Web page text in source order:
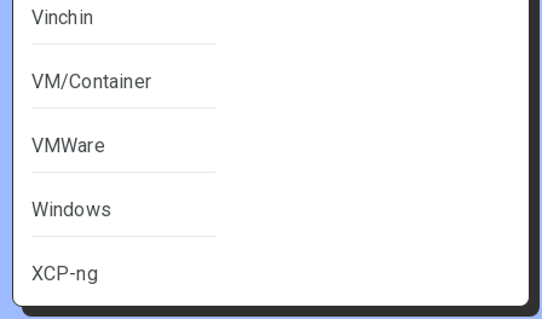
Vinchin
VM/Container
VMWare
Windows
XCP-ng